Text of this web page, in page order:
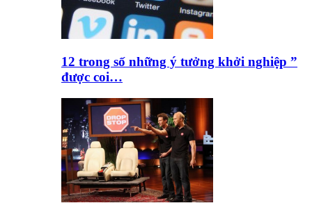
12 trong số những ý tưởng khởi nghiệp ”
được coi…